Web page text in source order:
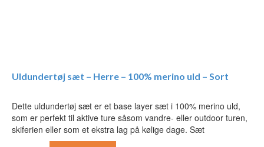
Uldundertøj sæt – Herre – 100% merino uld – Sort
Dette uldundertøj sæt er et base layer sæt i 100% merino uld,
som er perfekt til aktive ture såsom vandre- eller outdoor turen,
skiferien eller som et ekstra lag på kølige dage. Sæt